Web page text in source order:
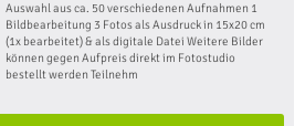
Auswahl aus ca. 50 verschiedenen Aufnahmen 1
Bildbearbeitung 3 Fotos als Ausdruck in 15x20 cm
(1x bearbeitet) & als digitale Datei Weitere Bilder
können gegen Aufpreis direkt im Fotostudio
bestellt werden Teilnehm